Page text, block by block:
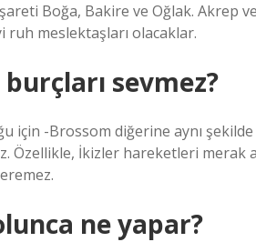
Boğa, Bakire ve Oğlak. Akrep
meslektaşları olacaklar.
sevmez?
için -Brossom diğerine aynı
Özellikle, İkizler hareketleri
ne yapar?